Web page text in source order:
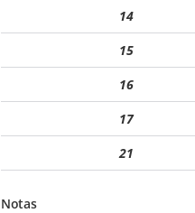
14
15
16
17
21
Notas